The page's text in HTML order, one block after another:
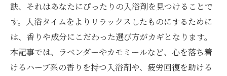
訣、それはあなたにぴったりの入浴剤を見つけることで
す。入浴タイムをよりリラックスしたものにするために
は、香りや成分にこだわった選び方がカギとなります。
本記事では、ラベンダーやカモミールなど、心を落ち着
けるハーブ系の香りを持つ入浴剤や、疲労回復を助ける